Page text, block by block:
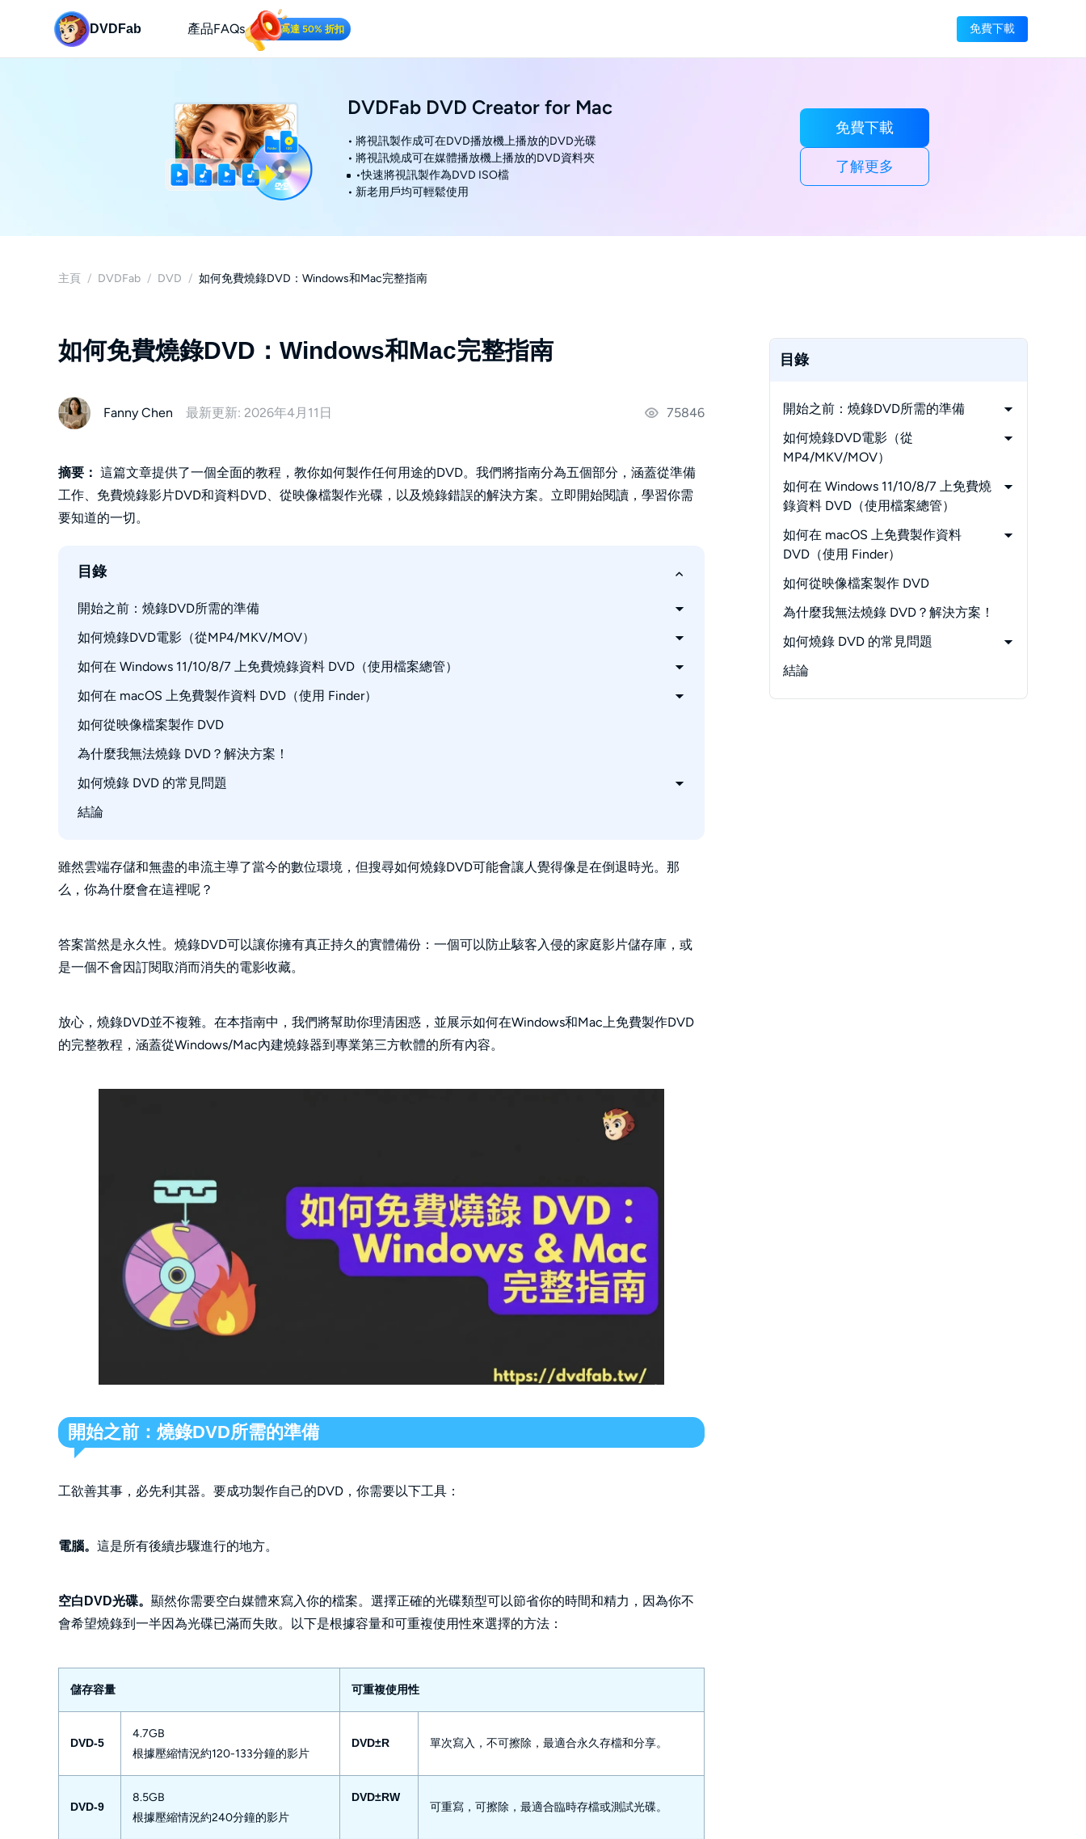
DVDFab 產品FAQs 高達 50% 折扣 免費下載
DVDFab DVD Creator for Mac
• 將視訊製作成可在DVD播放機上播放的DVD光碟
• 將視訊燒成可在媒體播放機上播放的DVD資料夾
•快速將視訊製作為DVD ISO檔
• 新老用戶均可輕鬆使用
免費下載
了解更多
主頁 / DVDFab / DVD / 如何免費燒錄DVD：Windows和Mac完整指南
如何免費燒錄DVD：Windows和Mac完整指南
Fanny Chen 最新更新: 2026年4月11日 75846
摘要： 這篇文章提供了一個全面的教程，教你如何製作任何用途的DVD。我們將指南分為五個部分，涵蓋從準備
工作、免費燒錄影片DVD和資料DVD、從映像檔製作光碟，以及燒錄錯誤的解決方案。立即開始閱讀，學習你需
要知道的一切。
目錄
開始之前：燒錄DVD所需的準備
如何選擇燒錄DVD的方法
如何燒錄DVD電影（從MP4/MKV/MOV）
步驟1：啟動DVDFab並進入DVD Creator模組
步驟2：匯入視頻/電影檔案
步驟3：自訂您的光碟
步驟4：選擇輸出格式並開始燒錄DVD
如何在 Windows 11/10/8/7 上免費燒錄資料 DVD（使用檔案總管）
步驟 1：插入光碟並選擇燒錄方式
步驟 2：添加您想要燒錄的檔案
步驟 3：開始燒錄 DVD
如何在 macOS 上免費製作資料 DVD（使用 Finder）
步驟 1：插入 DVD 並在 Finder 中打開
步驟 2：添加您想要燒錄的檔案
步驟 3：開始 DVD 燒錄
如何從映像檔案製作 DVD
為什麼我無法燒錄 DVD？解決方案！
如何燒錄 DVD 的常見問題
燒錄 DVD 合法嗎？
我可以只用 Windows 燒錄 DVD 嗎？
如何燒錄幻燈片DVD？
結論
雖然雲端存儲和無盡的串流主導了當今的數位環境，但搜尋如何燒錄DVD可能會讓人覺得像是在倒退時光。那
么，你為什麼會在這裡呢？
答案當然是永久性。燒錄DVD可以讓你擁有真正持久的實體備份：一個可以防止駭客入侵的家庭影片儲存庫，或
是一個不會因訂閱取消而消失的電影收藏。
放心，燒錄DVD並不複雜。在本指南中，我們將幫助你理清困惑，並展示如何在Windows和Mac上免費製作DVD
的完整教程，涵蓋從Windows/Mac內建燒錄器到專業第三方軟體的所有內容。
開始之前：燒錄DVD所需的準備
工欲善其事，必先利其器。要成功製作自己的DVD，你需要以下工具：
電腦。 這是所有後續步驟進行的地方。
空白DVD光碟。 顯然你需要空白媒體來寫入你的檔案。選擇正確的光碟類型可以節省你的時間和精力，因為你不
會希望燒錄到一半因為光碟已滿而失敗。以下是根據容量和可重複使用性來選擇的方法：
儲存容量 可重複使用性
DVD-5
4.7GB
根據壓縮情況約120-133分鐘的影片
DVD±R 單次寫入，不可擦除，最適合永久存檔和分享。
DVD-9
8.5GB
根據壓縮情況約240分鐘的影片
DVD±RW
可重寫，可擦除，最適合臨時存檔或測試光碟。
目錄
開始之前：燒錄DVD所需的準備
- 如何選擇燒錄DVD的方法
如何燒錄DVD電影（從
MP4/MKV/MOV）
- 步驟1：
啟動DVDFab並進入DVD Creator模組
匯入視頻/電影檔案
步驟3：
自訂您的光碟
- 步驟4：
如何在 Windows 11/10/8/7 上免費燒
錄資料 DVD（使用檔案總管）
- 步驟 1：
插入光碟並選擇燒錄方式
添加您想要燒錄的檔案
- 步驟 3：
開始燒錄 DVD
如何在 macOS 上免費製作資料
DVD（使用 Finder）
- 步驟 1：
-
步驟 2：
添加您想要燒錄的檔案
-
步驟 3：
開始 DVD 燒錄
如何從映像檔案製作 DVD
為什麼我無法燒錄 DVD？解決方案！
如何燒錄 DVD 的常見問題
- 燒錄 DVD 合法嗎？
結論